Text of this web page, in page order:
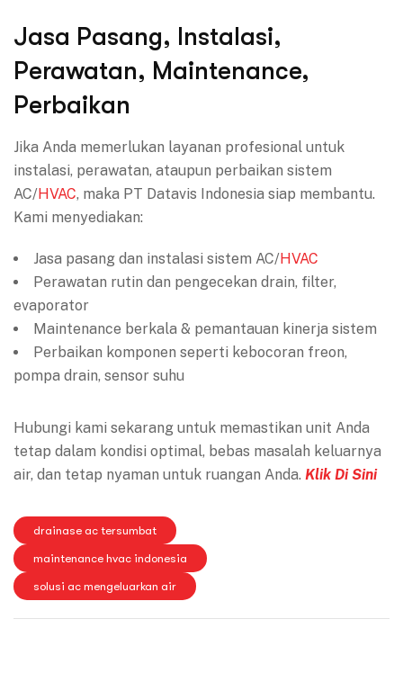
Jasa Pasang, Instalasi,
Perawatan, Maintenance,
Perbaikan
Jika Anda memerlukan layanan profesional untuk
instalasi, perawatan, ataupun perbaikan sistem
AC/HVAC, maka PT Datavis Indonesia siap membantu.
Kami menyediakan:
Jasa pasang dan instalasi sistem AC/HVAC
Perawatan rutin dan pengecekan drain, filter,
evaporator
Maintenance berkala & pemantauan kinerja sistem
Perbaikan komponen seperti kebocoran freon,
pompa drain, sensor suhu
Hubungi kami sekarang untuk memastikan unit Anda
tetap dalam kondisi optimal, bebas masalah keluarnya
air, dan tetap nyaman untuk ruangan Anda. Klik Di Sini
drainase ac tersumbat
maintenance hvac indonesia
solusi ac mengeluarkan air